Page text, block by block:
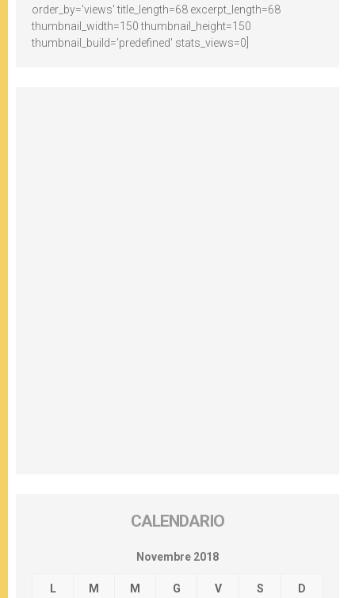
order_by='views' title_length=68 excerpt_length=68
thumbnail_width=150 thumbnail_height=150
thumbnail_build='predefined' stats_views=0]
CALENDARIO
Novembre 2018
L M M G V S D